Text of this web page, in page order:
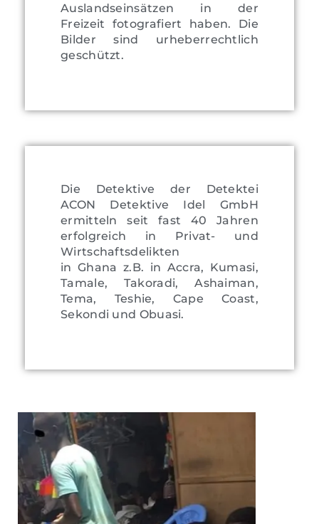
Auslandseinsätzen in der
Freizeit fotografiert haben. Die
Bilder sind urheberrechtlich
geschützt.
Die Detektive der Detektei
ACON Detektive Idel GmbH
ermitteln seit fast 40 Jahren
erfolgreich in Privat- und
Wirtschaftsdelikten
in Ghana z.B. in Accra, Kumasi,
Tamale, Takoradi, Ashaiman,
Tema, Teshie, Cape Coast,
Sekondi und Obuasi.